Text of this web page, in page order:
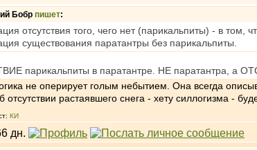
Бобр пишет:
отсутствия того, чего нет (парикальпиты) - в том,
существования паратантры без парикальпиты.
парикальпиты в паратантре. НЕ паратантра, а
не оперирует голым небытием. Она всегда
отсутствии растаявшего снега - хету силлогизма -
КИ